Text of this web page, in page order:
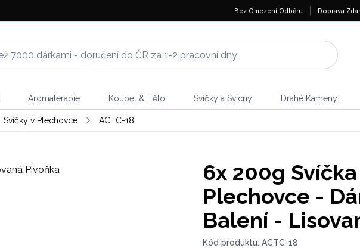
Bez Omezení Odběru Doprava
Aromaterapie Koupel & Tělo Svíčky a Svícny Drahé Kameny
Svíčky v Plechovce ACTC-18
6x200g Svíčka
Plechovce -
Balení -
Kód produktu: ACTC-18